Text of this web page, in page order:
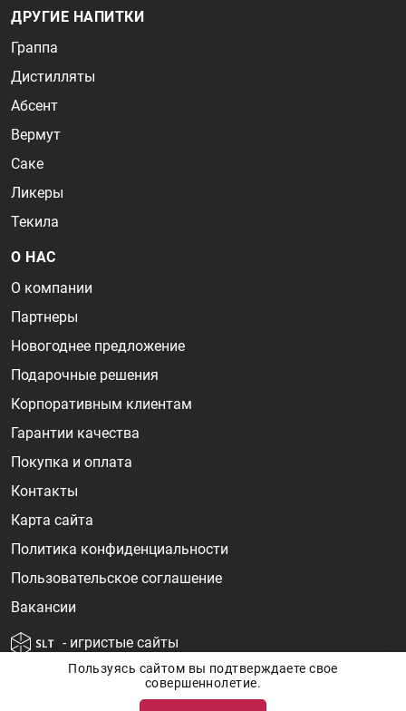
ДРУГИЕ НАПИТКИ
Граппа
Дистилляты
Абсент
Вермут
Саке
Ликеры
Текила
О НАС
О компании
Партнеры
Новогоднее предложение
Подарочные решения
Корпоративным клиентам
Гарантии качества
Покупка и оплата
Контакты
Карта сайта
Политика конфиденциальности
Пользовательское соглашение
Вакансии
- игристые сайты
Пользуясь сайтом вы подтверждаете свое
совершеннолетие.